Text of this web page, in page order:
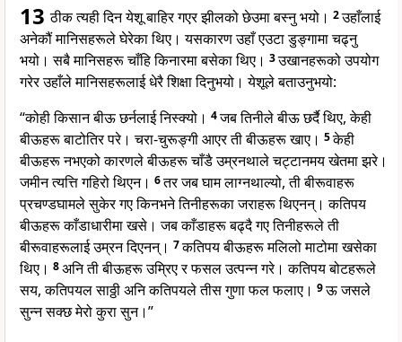
13ठीक त्यही दिन येशू बाहिर गएर झीलको छेउमा बस्नु भयो। 2उहाँलाई
अनेकौं मानिसहरूले घेरेका थिए। यसकारण उहाँ एउटा डुङ्गामा चढ्नु
भयो। सबै मानिसहरू चाँहि किनारमा बसेका थिए। 3उखानहरूको उपयोग
गरेर उहाँले मानिसहरूलाई धेरै शिक्षा दिनुभयो। येशूले बताउनुभयो:
“कोही किसान बीऊ छर्नलाई निस्क्यो। 4जब तिनीले बीऊ छर्दै थिए, केही
बीऊहरू बाटोतिर परे। चरा-चुरूङ्गी आएर ती बीऊहरू खाए। 5केही
बीऊहरू नभएको कारणले बीऊहरू चाँडै उम्रनथाले चट्टानमय खेतमा झरे।
जमीन त्यत्ति गहिरो थिएन। 6तर जब घाम लाग्नथाल्यो, ती बीरूवाहरू
प्रचण्डघामले सुकेर गए किनभने तिनीहरूका जराहरू थिएनन्। कतिपय
बीऊहरू काँडाधारीमा खसे। जब काँडाहरू बढ्दै गए तिनीहरूले ती
बीरूवाहरूलाई उम्रन दिएनन्। 7कतिपय बीऊहरू मलिलो माटोमा खसेका
थिए। 8अनि ती बीऊहरू उम्रिए र फसल उत्पन्न गरे। कतिपय बोटहरूले
सय, कतिपयल साठ्ठी अनि कतिपयले तीस गुणा फल फलाए। 9ऊ जसले
सुन्न सक्छ मेरो कुरा सुन।”